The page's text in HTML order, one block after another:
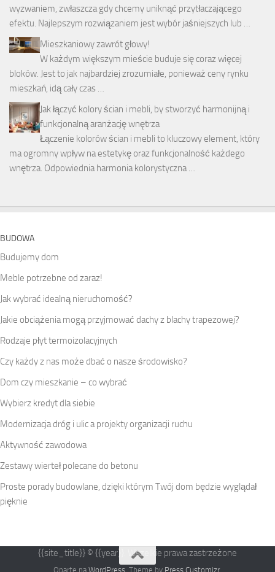
wyzwaniem, zwłaszcza gdy chcemy uniknąć przytłaczającego
efektu. Najlepszym rozwiązaniem jest wybór jaśniejszych lub …
Mieszkaniowy zawrót głowy!
W każdym większym mieście buduje się coraz więcej
bloków. Jest to jak najbardziej zrozumiałe, ponieważ ceny rynku
mieszkań, idą cały czas …
Jak łączyć kolory ścian i mebli, by stworzyć harmonijną i
funkcjonalną aranżację wnętrza
Łączenie kolorów ścian i mebli to kluczowy element, który
ma ogromny wpływ na estetykę oraz funkcjonalność każdego
wnętrza. Odpowiednia harmonia kolorystyczna …
BUDOWA
Budujemy dom
Meble potrzebne od zaraz!
Jak wybrać idealną nieruchomość?
Jakie obciążenia mogą przyjmować dachy z blachy trapezowej?
Rodzaje płyt termoizolacyjnych
Czy każdy z nas może dbać o nasze środowisko?
Dom czy mieszkanie – co wybrać
Wybierz kredyt dla siebie
Modernizacja dróg i ulic a projekty organizacji ruchu
Aktywność zawodowa
Zestawy wierteł polecane do betonu
Proste porady budowlane, dzięki którym Twój dom będzie wyglądał
pięknie
{{site_title}} © {{year}}. Wszelkie prawa zastrzeżone
Oparte na WordPress . Theme by Press Customizr.